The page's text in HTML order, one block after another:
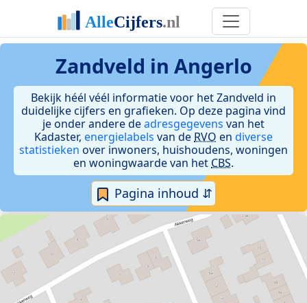
Zandveld in Angerlo
Bekijk héél véél informatie voor het Zandveld in
duidelijke cijfers en grafieken. Op deze pagina vind
je onder andere deadresgegevens van het
Kadaster, energielabels van de RVO en diverse
statistieken over inwoners, huishoudens, woningen
en woningwaarde van het CBS.
Pagina inhoud ⇵